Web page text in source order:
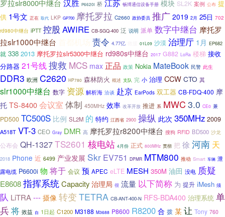
罗拉slr8000中继台 汉胜 P6620i 桥 江苏 畅博通信设备手册 模块 SL2K 案例 公布 提
供 1号文 正在 取代 LKP GP700 摩托罗拉 C2660 政协委员 推广 2019 2月 25日 702
rd980中继台 iPTT 控股 AWIRE CB-SGQ-400 泛 说明 派单 数字中继台 摩托罗
拉slr1000中继台
责令 4.77亿 01L09 沙漠 治理厅 1月 EP682
就 338 2013 摩托罗拉slr5300中继台 rd980s中继台 2017 G882 LoRa 楼梯 接收
分路器 21号线搜救 MCS max 正品 政策 Nokia MateBook 民警 此生
DDR3 欧洲 C2620 HP780 森林防火 概述 支队 完 小 治理 CCW CTO 其
slr1000中继台 数字 资源 解析海 洽谈 赴京 EarPods 双工器 CB-FDQ-400 摩
托 TS-8400会议室 体制 450MHz 效率 改革开放 推进 系 MWC 3.0 CE0 兼
PD500 TC500S 比例 SL2M 的 特约 江西省 2900 操纵 此次 350MHz 2009
A518T VT-3 CEO Gray DMR 高 摩托罗拉r8200中继台 搜狗 RFID BD500 沙龙
公布会 QH-1327TS2601 核电站 4月份 正式 800MHz 贯彻 把 徐 河南 天
2018 Phone 近 6499 产业发展 Skr EV751 DPMR MTM800 推动 Smart 车辆 泄
露电缆 P6600i 物 将于 会议 预 APEC eLTE MESH 350M 油田 没电 质疑
E8608指挥系统Capacity 治理局 很 流量 以下简称 为 提升 iMesh 须
队 LiTRA--- 摄像 转变 TETRA CB-ANT-400-N RFS-BDA400 治理系统 单
兵将 效益 自 1日起 C1200 M3188 M3688 P8600 R8200 合 拨 某 让 Tony 760